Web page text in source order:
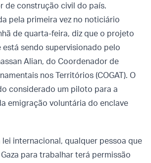
de construção civil do país.
pela primeira vez no noticiário
de quarta-feira, diz que o projeto
sendo supervisionado pelo
Alian, do Coordenador de
nos Territórios (COGAT). O
considerado um piloto para a
emigração voluntária do enclave
internacional, qualquer pessoa que
para trabalhar terá permissão